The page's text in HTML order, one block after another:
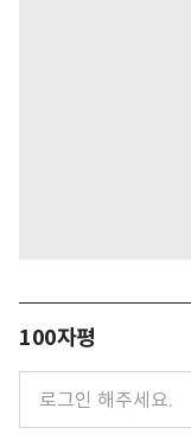
100자평